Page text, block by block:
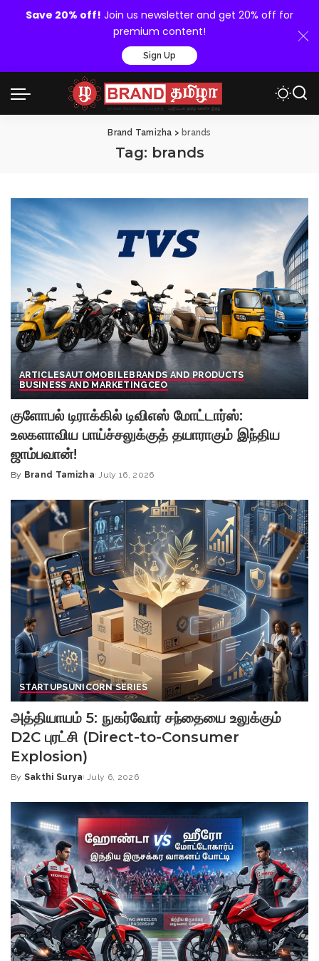
Save 20% off! Join us newsletter and get 20% off for
premium content!
Sign Up
Brand Tamizha > brands
Tag: brands
ARTICLESAUTOMOBILEBRANDS AND PRODUCTS
BUSINESS AND MARKETING CEO
குளோபல் டிராக்கில் டிவிஎஸ் மோட்டார்ஸ்:
உலகளாவிய பாய்ச்சலுக்குத் தயாராகும் இந்திய
ஜாம்பவான்!
Posted
By Brand Tamizha July 16, 2026
STARTUPSUNICORN SERIES
அத்தியாயம் 5: நுகர்வோர் சந்தையை உலுக்கும்
D2C புரட்சி (Direct-to-Consumer
Explosion)
Posted
By Sakthi Surya July 6, 2026